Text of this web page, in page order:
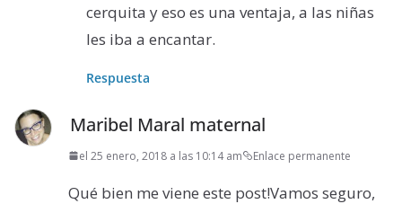
cerquita y eso es una ventaja, a las niñas
les iba a encantar.
Respuesta
Maribel Maral maternal
el 25 enero, 2018 a las 10:14 am Enlace permanente
Qué bien me viene este post!Vamos seguro,